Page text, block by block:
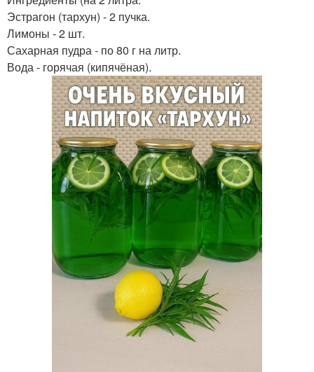
Эстрагон (тархун) - 2 пучка.
Лимоны - 2 шт.
Сахарная пудра - по 80 г на литр.
Вода - горячая (кипячёная).